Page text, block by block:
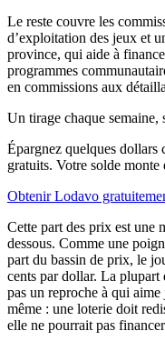
Le reste couvre les
d’exploitation des jeux et
province, qui aide à
programmes
en commissions aux
Un tirage chaque semaine,
Épargnez quelques dollars
gratuits. Votre solde monte
Obtenir Lodavo
Cette part des prix est une
dessous. Comme une
part du bassin de prix, le
cents par dollar. La plupart
pas un reproche à qui
même : une loterie doit
elle ne pourrait pas